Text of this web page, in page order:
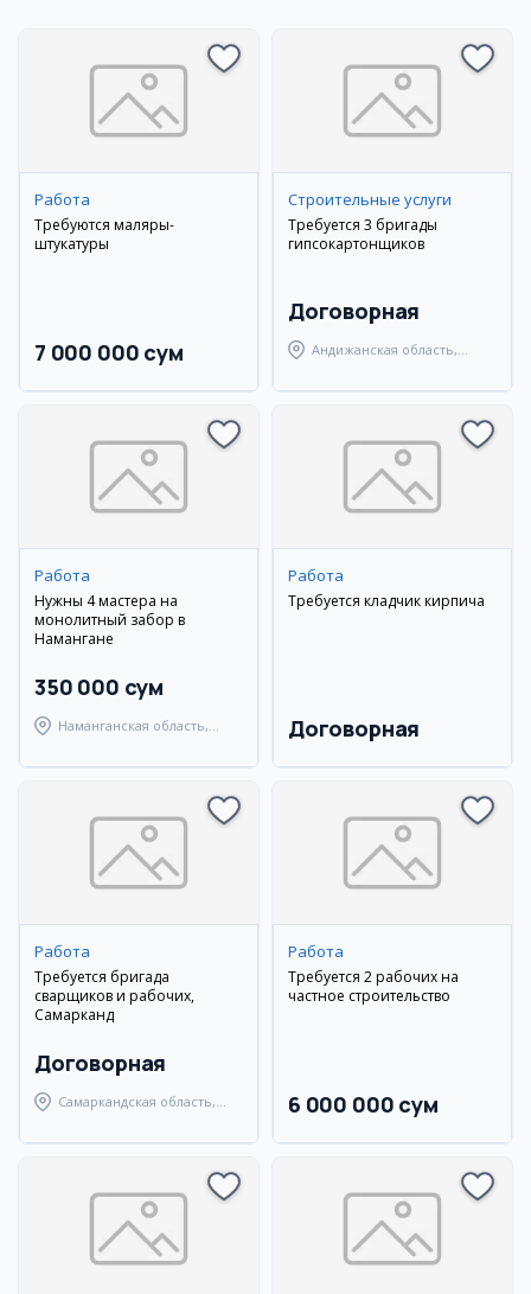
Работа
Требуются маляры-
штукатуры
7 000 000 сум
Строительные услуги
Требуется 3 бригады
гипсокартонщиков
Договорная
Андижанская область,
Работа
Нужны 4 мастера на
монолитный забор в
Намангане
350 000 сум
Наманганская область,
Работа
Требуется кладчик кирпича
Договорная
Работа
Требуется бригада
сварщиков и рабочих,
Самарканд
Договорная
Самаркандская область,
Работа
Требуется 2 рабочих на
частное строительство
6 000 000 сум